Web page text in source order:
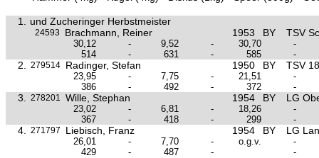
1. und Zucheringer Herbstmeister
24593 Brachmann, Reiner 1953 BY TSV
30,12 - 9,52 - 30,70
-
514
- 631 - 585 -
2. 279514 Radinger, Stefan 1950 BY TSV
23,95 - 7,75 - 21,51
-
386
- 492 - 372 -
3. 278201 Wille, Stephan 1954 BY LG
23,02 - 6,81 - 18,26
-
367
- 418 - 299 -
4. 271797 Liebisch, Franz 1954 BY LG
26,01 - 7,70 - o.g.v.
-
429
- 487 - -